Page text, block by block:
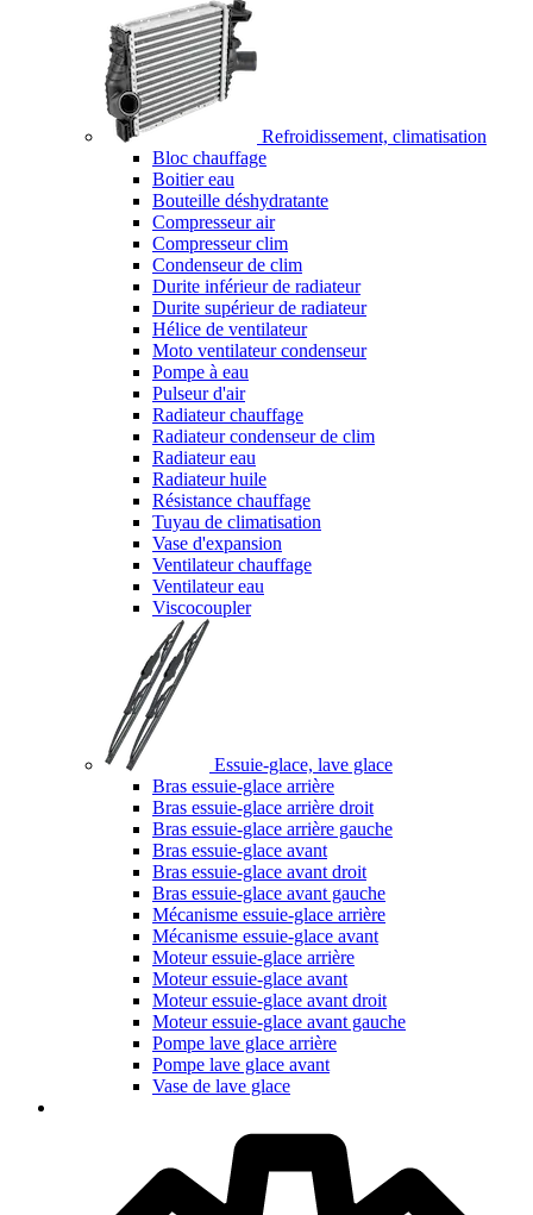
Refroidissement, climatisation
Bloc chauffage
Boitier eau
Bouteille déshydratante
Compresseur air
Compresseur clim
Condenseur de clim
Durite inférieur de radiateur
Durite supérieur de radiateur
Hélice de ventilateur
Moto ventilateur condenseur
Pompe à eau
Pulseur d'air
Radiateur chauffage
Radiateur condenseur de clim
Radiateur eau
Radiateur huile
Résistance chauffage
Tuyau de climatisation
Vase d'expansion
Ventilateur chauffage
Ventilateur eau
Viscocoupler
Essuie-glace, lave glace
Bras essuie-glace arrière
Bras essuie-glace arrière droit
Bras essuie-glace arrière gauche
Bras essuie-glace avant
Bras essuie-glace avant droit
Bras essuie-glace avant gauche
Mécanisme essuie-glace arrière
Mécanisme essuie-glace avant
Moteur essuie-glace arrière
Moteur essuie-glace avant
Moteur essuie-glace avant droit
Moteur essuie-glace avant gauche
Pompe lave glace arrière
Pompe lave glace avant
Vase de lave glace